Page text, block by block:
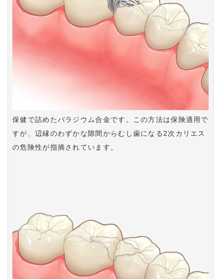
保健で詰めたパラジウム合金です。この方法は保険適用で
すが、辺縁のわずかな隙間からむし歯になる2次カリエス
の危険性が指摘されています。